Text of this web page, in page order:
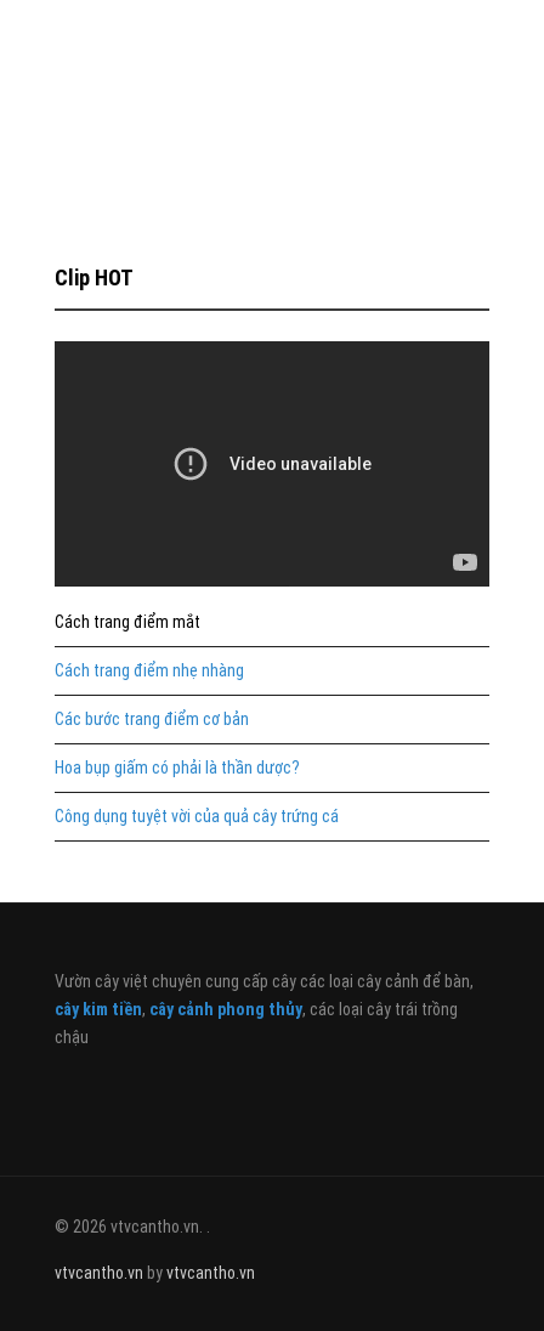
Clip HOT
Cách trang điểm mắt
Cách trang điểm nhẹ nhàng
Các bước trang điểm cơ bản
Hoa bụp giấm có phải là thần dược?
Công dụng tuyệt vời của quả cây trứng cá
Vườn cây việt chuyên cung cấp cây các loại cây cảnh để bàn,
cây kim tiền, cây cảnh phong thủy, các loại cây trái trồng
chậu
© 2026 vtvcantho.vn. .
vtvcantho.vn byvtvcantho.vn